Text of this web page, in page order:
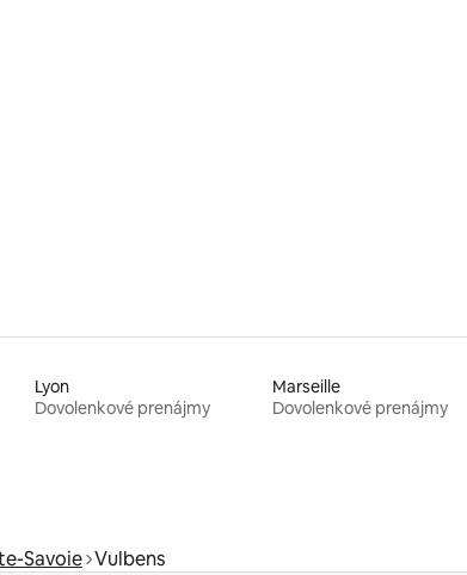
z 5, počet hodnotení: 39
Lyon
Dovolenkové prenájmy
Marseille
Dovolenkové prenájmy
Savoie Vulbens